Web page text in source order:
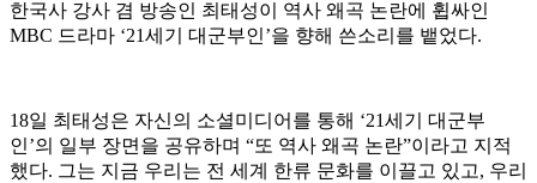
한국사 강사 겸 방송인 최태성이 역사 왜곡 논란에 휩싸인
MBC 드라마 ‘21세기 대군부인’을 향해 쓴소리를 뱉었다.
18일 최태성은 자신의 소셜미디어를 통해 ‘21세기 대군부
인’의 일부 장면을 공유하며 “또 역사 왜곡 논란”이라고 지적
했다. 그는 지금 우리는 전 세계 한류 문화를 이끌고 있고, 우리